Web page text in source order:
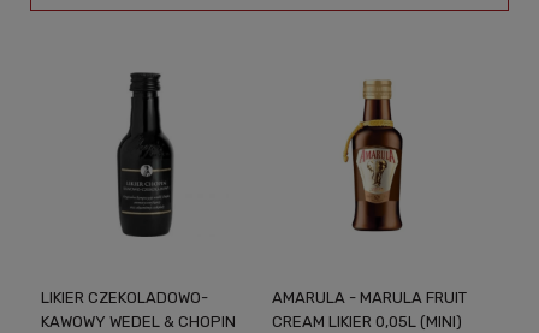
LIKIER CZEKOLADOWO-
KAWOWY WEDEL & CHOPIN
AMARULA - MARULA FRUIT
CREAM LIKIER 0,05L (MINI)